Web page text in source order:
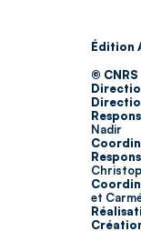
Édition
© CNRS
Nadir
et